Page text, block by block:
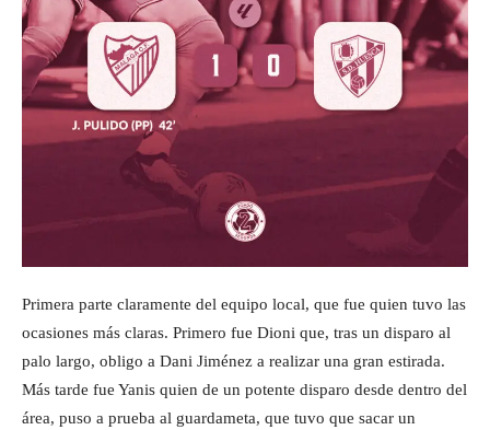
Primera parte claramente del equipo local, que fue quien tuvo las
ocasiones más claras. Primero fue Dioni que, tras un disparo al
palo largo, obligo a Dani Jiménez a realizar una gran estirada.
Más tarde fue Yanis quien de un potente disparo desde dentro del
área, puso a prueba al guardameta, que tuvo que sacar un